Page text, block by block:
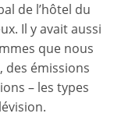
de l’hôtel du
Il y avait aussi
que nous
des émissions
– les types